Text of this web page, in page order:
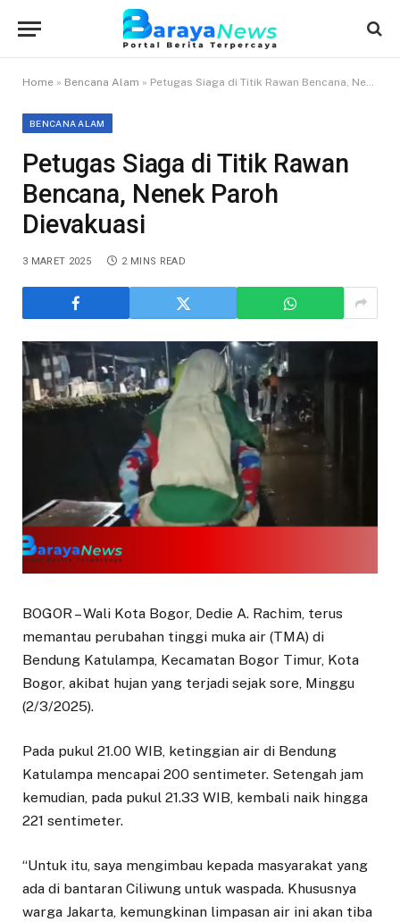
Home » Bencana Alam » Petugas Siaga di Titik Rawan Bencana, Nenek Paroh Dievakuasi
BENCANA ALAM
Petugas Siaga di Titik Rawan
Bencana, Nenek Paroh
Dievakuasi
3 MARET 2025 2 MINS READ
BOGOR – Wali Kota Bogor, Dedie A. Rachim, terus
memantau perubahan tinggi muka air (TMA) di
Bendung Katulampa, Kecamatan Bogor Timur, Kota
Bogor, akibat hujan yang terjadi sejak sore, Minggu
(2/3/2025).
Pada pukul 21.00 WIB, ketinggian air di Bendung
Katulampa mencapai 200 sentimeter. Setengah jam
kemudian, pada pukul 21.33 WIB, kembali naik hingga
221 sentimeter.
“Untuk itu, saya mengimbau kepada masyarakat yang
ada di bantaran Ciliwung untuk waspada. Khususnya
warga Jakarta, kemungkinan limpasan air ini akan tiba